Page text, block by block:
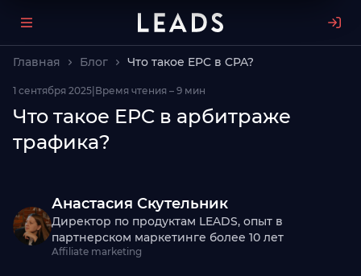
Главная Блог Что такое EPC в CPA?
1 сентября 2025 Время чтения – 9 мин
Что такое EPC в арбитраже
трафика?
Анастасия Скутельник
Директор по продуктам LEADS, опыт в
партнерском маркетинге более 10 лет
Affiliate marketing